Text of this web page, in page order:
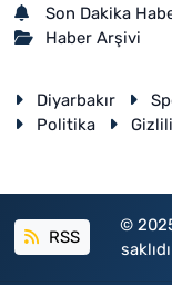
Son Dakika
Haber Arşivi
Diyarbakır
Politika
RSS
©